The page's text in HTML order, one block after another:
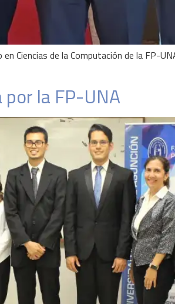
Ciencias de la Computación de la FP-
la FP-UNA